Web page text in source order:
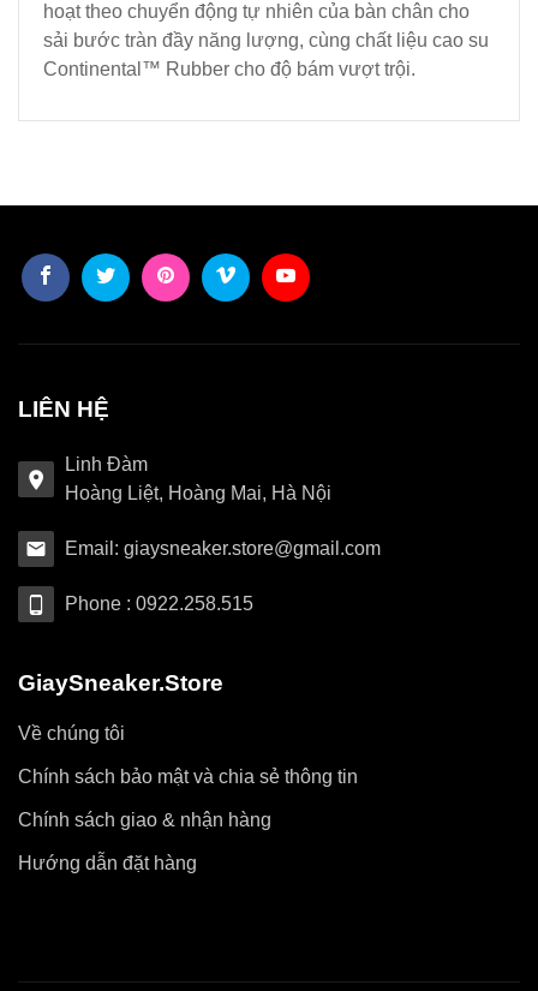
hoạt theo chuyển động tự nhiên của bàn chân cho
sải bước tràn đầy năng lượng, cùng chất liệu cao su
Continental™ Rubber cho độ bám vượt trội.
LIÊN HỆ
Linh Đàm
Hoàng Liệt, Hoàng Mai, Hà Nội
Email: giaysneaker.store@gmail.com
Phone : 0922.258.515
GiaySneaker.Store
Về chúng tôi
Chính sách bảo mật và chia sẻ thông tin
Chính sách giao & nhận hàng
Hướng dẫn đặt hàng